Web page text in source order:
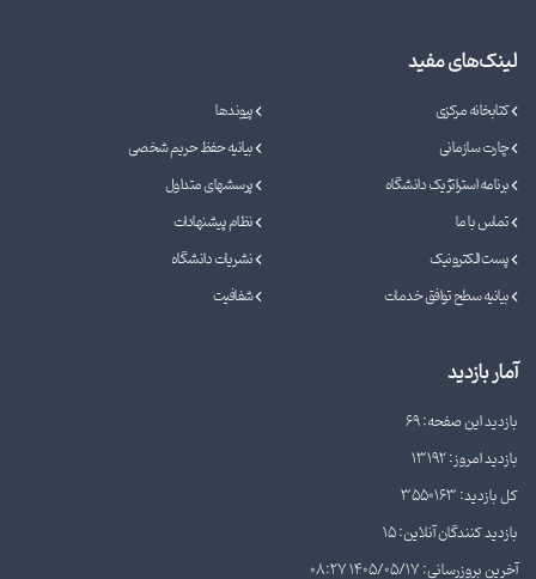
لینک‌های مفید
کتابخانه مرکزی
پیوندها
چارت سازمانی
بیانیه حفظ حریم شخصی
برنامه استراتژیک دانشگاه
پرسشهای متداول
تماس با ما
نظام پیشنهادات
پست الکترونیک
نشریات دانشگاه
بیانیه سطح توافق خدمات
شفافیت
آمار بازدید
بازدید این صفحه: 69
بازدید امروز: 13192
کل بازدید: 3550163
بازدید کنندگان آنلاین: 15
آخرین بروزرسانی: 1405/05/17 08:27